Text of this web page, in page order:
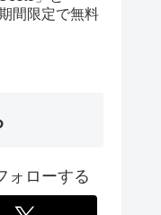
間限定で無料
ォローする